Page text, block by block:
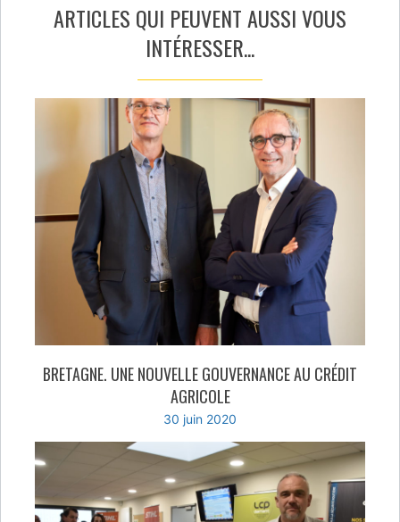
ARTICLES QUI PEUVENT AUSSI VOUS
INTÉRESSER...
BRETAGNE. UNE NOUVELLE GOUVERNANCE AU CRÉDIT
AGRICOLE
30 juin 2020